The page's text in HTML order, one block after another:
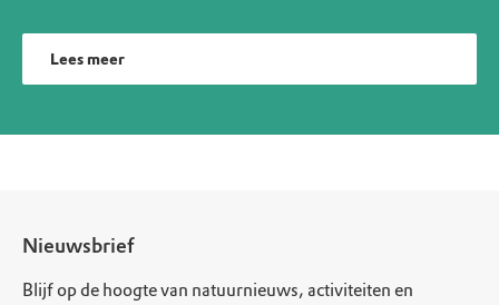
Lees meer
Nieuwsbrief
Blijf op de hoogte van natuurnieuws, activiteiten en